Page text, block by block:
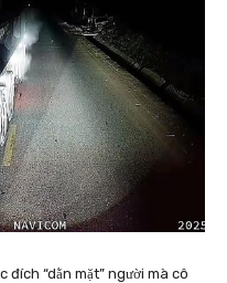
đích “dằn mặt” người mà cô